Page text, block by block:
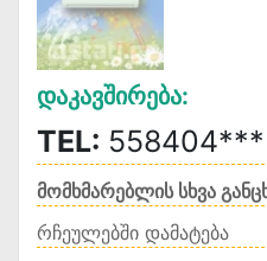
Დაკავშირება:
TEL: 558404***
მომხმარებლის სხვა
რჩეულებში დამატება